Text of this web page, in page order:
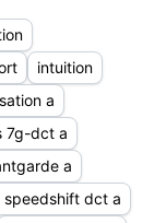
intuition
a
7g-dct a
a
dct a